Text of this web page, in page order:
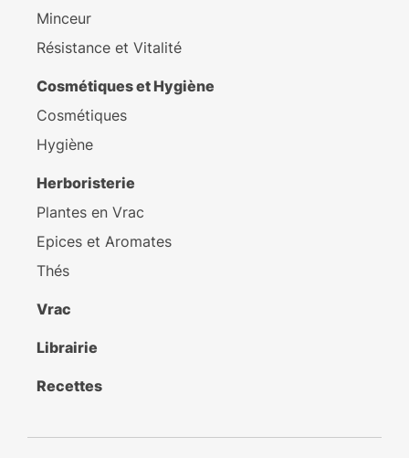
Minceur
Résistance et Vitalité
Cosmétiques et Hygiène
Cosmétiques
Hygiène
Herboristerie
Plantes en Vrac
Epices et Aromates
Thés
Vrac
Librairie
Recettes